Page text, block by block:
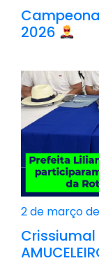
2026
2 de março